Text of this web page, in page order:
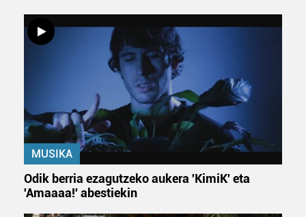
MUSIKA
Odik berria ezagutzeko aukera 'KimiK' eta
'Amaaaa!' abestiekin